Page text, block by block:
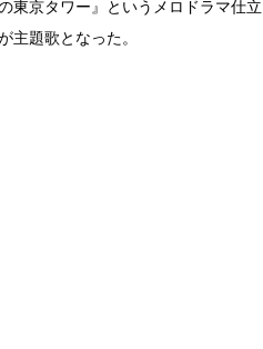
東京タワー』というメロドラマ仕立
主題歌となった。